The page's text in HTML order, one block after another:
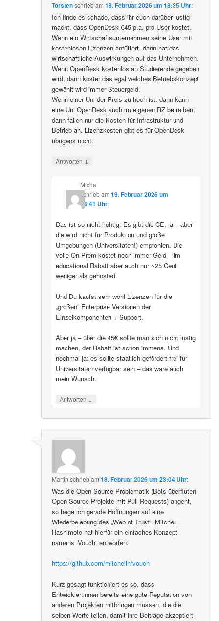
Torstenschriebam18. Februar 2026 um 18:35 Uhr:
Ich finde es schade, dass ihr euch darüber lustig
macht, dass OpenDesk €45 p.a. pro User kostet.
Wenn ein Wirtschaftsunternehmen seine User mit
kostenlosen Lizenzen anfüttert, dann hat das
wirtschaftliche Auswirkungen auf das Unternehmen.
Wenn OpenDesk kostenlos an Studierende gegeben
wird, dann kostet das egal welches Betriebskonzept
gewählt wird immer Steuergeld.
Wenn einer Uni der Preis zu hoch ist, dann kann
eine Uni OpenDesk auch im eigenen RZ betreiben,
dann fallen nur die Kosten für Infrastruktur und
Betrieb an. Lizenzkosten gibt es für OpenDesk
übrigens nicht.
Antworten ↓
Micha
schriebam 19. Februar 2026 um
13:41 Uhr:
Das ist so nicht richtig. Es gibt die CE, ja – aber
die wird nicht für Produktion und große
Umgebungen (Universitäten!) empfohlen. Die
volle On-Prem kostet noch immer Geld – im
educational Rabatt aber auch nur ~25 Cent
weniger als gehosted.
Und Du kaufst sehr wohl Lizenzen für die
„großen“ Enterprise Versionen der
Einzelkomponenten + Support.
Aber ja – über die 45€ sollte man sich nicht lustig
machen, der Rabatt ist schon immens. Und
nochmal ja: es sollte staatlich gefördert frei für
Universitäten verfügbar sein – das wäre auch
mein Wunsch.
Antworten ↓
Martin schriebam18. Februar 2026 um 23:04 Uhr:
Was die Open-Source-Problematik (Bots überfluten
Open-Source-Projekte mit Pull Requests) angeht,
so hege ich gerade Hoffnungen auf eine
Wiederbelebung des „Web of Trust“. Mitchell
Hashimoto hat hierfür ein einfaches Konzept
namens „Vouch“ entworfen.
https://github.com/mitchellh/vouch
Kurz gesagt funktioniert es so, dass
Entwickler:innen bereits eine gute Reputation von
anderen Projekten mitbringen müssen, die die
selben Werte teilen, damit ihre Beiträge akzeptiert